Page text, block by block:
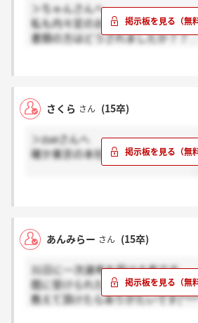
＞ちゃんさんへ
私も内々定のお電話頂きました！
書類の方はどうされましたか？？
さくら さん (15卒)
＞zueさんへ
確か東京の本社だと思います(^o^)
あんみらー さん (15卒)
31日に一次選考を受ける者です。
既に受けられた方がいましたら、
教えて頂けたらありがたいです